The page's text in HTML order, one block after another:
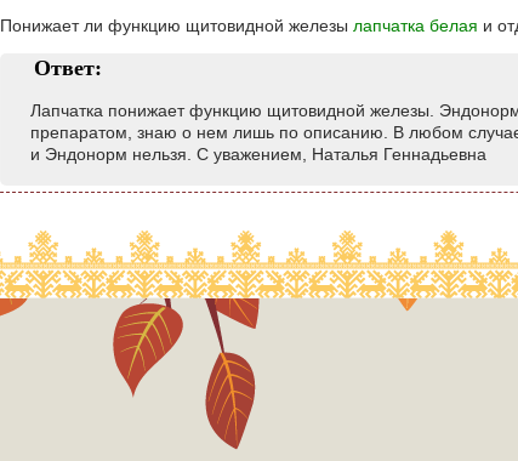
Понижает ли функцию щитовидной железы лапчатка белая и
Ответ:
Лапчатка понижает функцию щитовидной железы.
препаратом, знаю о нем лишь по описанию. В любом
и Эндонорм нельзя. С уважением, Наталья Геннадьевна